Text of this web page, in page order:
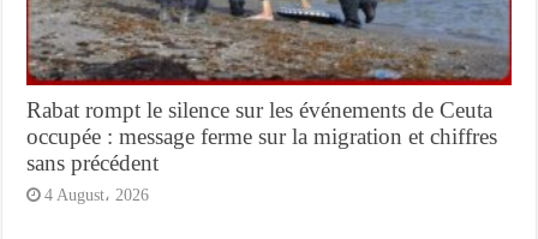
Rabat rompt le silence sur les événements de Ceuta
occupée : message ferme sur la migration et chiffres
sans précédent
4 August، 2026